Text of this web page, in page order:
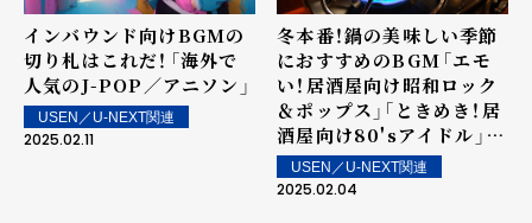
インバウンド向けBGMの
切り札はこれだ！――「海外で
人気のJ-POP／アニソン」
USEN／U-NEXT関連
2025.02.11
冬本番！鍋の美味しい季節
におすすめのBGM――「エモ
い！居酒屋向け昭和ロック
＆ポップス」「ときめき！居
酒屋向け80'sアイドル」
「JAPANESE CITY
POP」
USEN／U-NEXT関連
2025.02.04